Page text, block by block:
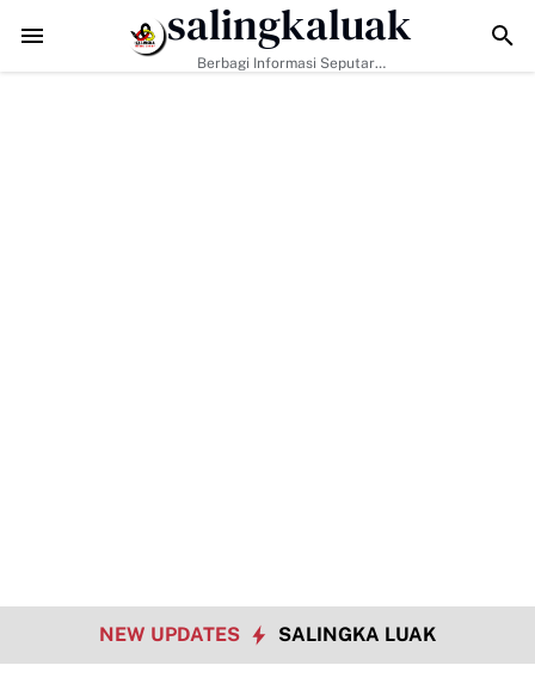
Sampaikan Dukungan Pemko Payakumbuh Untuk Pengurus
salingkaluak
Berbagi Informasi Seputar
NEW UPDATES SALINGKA LUAK